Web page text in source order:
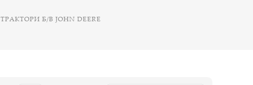
ТРАКТОРИ Б/В JOHN DEERE